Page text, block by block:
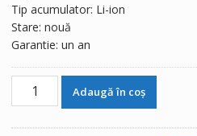
Tip acumulator: Li-ion
Stare: nouă
Garantie: un an
Cantitate
Baterie
Adaugă în coș